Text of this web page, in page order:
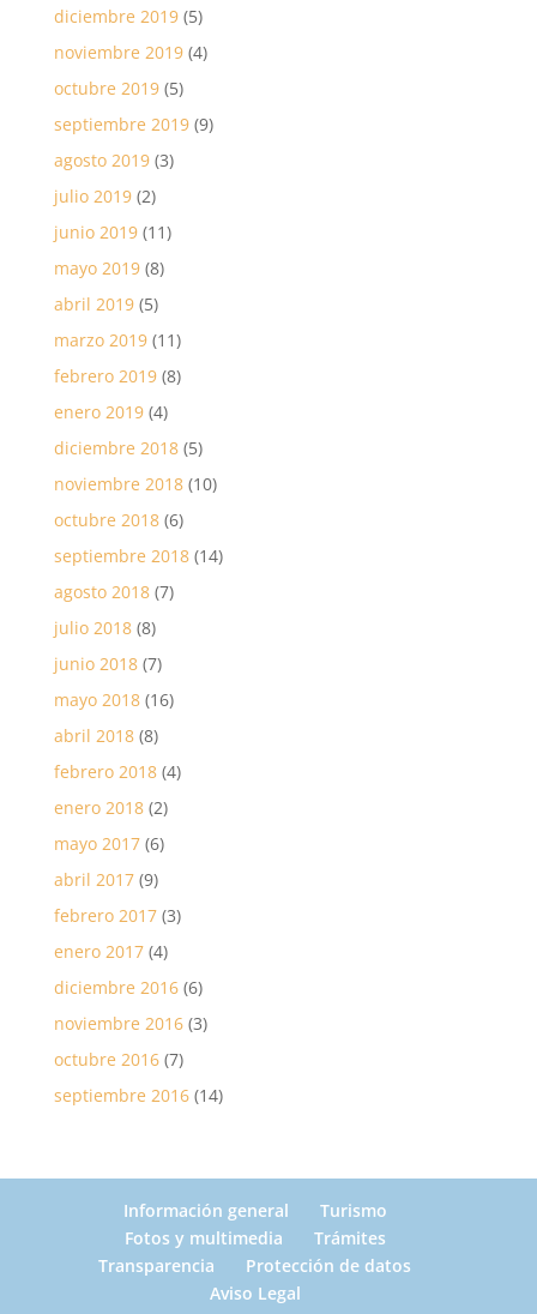
diciembre 2019(5)
noviembre 2019(4)
octubre 2019(5)
septiembre 2019(9)
agosto 2019(3)
julio 2019(2)
junio 2019(11)
mayo 2019(8)
abril 2019(5)
marzo 2019(11)
febrero 2019(8)
enero 2019(4)
diciembre 2018(5)
noviembre 2018(10)
octubre 2018(6)
septiembre 2018(14)
agosto 2018(7)
julio 2018(8)
junio 2018(7)
mayo 2018(16)
abril 2018(8)
febrero 2018(4)
enero 2018(2)
mayo 2017(6)
abril 2017(9)
febrero 2017(3)
enero 2017(4)
diciembre 2016(6)
noviembre 2016(3)
octubre 2016(7)
septiembre 2016(14)
Información general
Turismo
Fotos y multimedia
Trámites
Transparencia
Protección de datos
Aviso Legal